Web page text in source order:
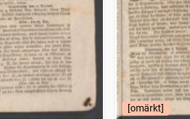
[omärkt]